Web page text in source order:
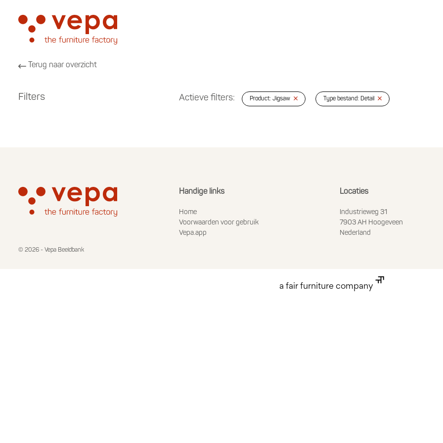
Terug naar overzicht
Filters Actieve filters: Product: Jigsaw Type bestand: Detail
Handige links
Home
Voorwaarden voor gebruik
Vepa.app
Locaties
Industrieweg 31
7903 AH Hoogeveen
Nederland
© 2026 - Vepa Beeldbank
a fair furniture company